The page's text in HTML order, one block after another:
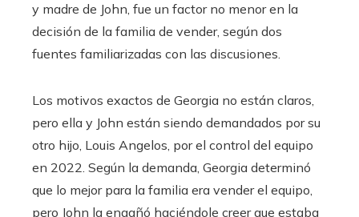
y madre de John, fue un factor no menor en la
decisión de la familia de vender, según dos
fuentes familiarizadas con las discusiones.
Los motivos exactos de Georgia no están claros,
pero ella y John están siendo demandados por su
otro hijo, Louis Angelos, por el control del equipo
en 2022. Según la demanda, Georgia determinó
que lo mejor para la familia era vender el equipo,
pero John la engañó haciéndole creer que estaba